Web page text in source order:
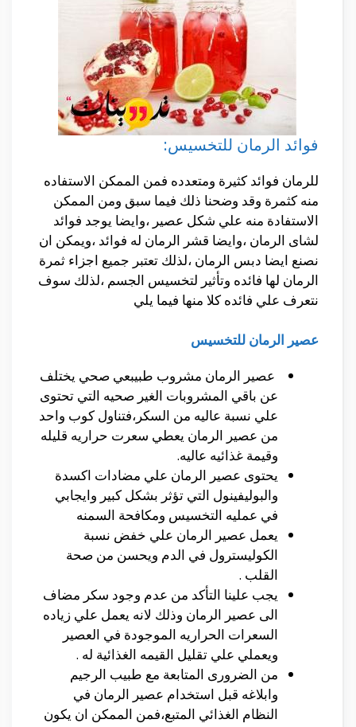
فوائد الرمان للتخسيس:
للرمان فوائد كثيرة ومتعدده فمن الممكن الاستفاده
منه كثمرة وقد وضحنا ذلك فيما سبق ومن الممكن
الاستفادة منه علي شكل عصير ،وايضا يوجد فوائد
لشاى الرمان ،وايضا قشر الرمان له فوائد ،ويمكن ان
نصنع ايضا دبس الرمان ،لذلك تعتبر جميع اجزاء ثمرة
الرمان لها فائده وتأثير لتخسيس الجسم ،لذلك سوف
نتعرف علي فائده كلا منها فيما يلي
عصير الرمان للتخسيس
عصير الرمان مشروب طبيبعي صحي يختلف
عن باقي المشروبات الغير صحيه التي تحتوى
علي نسبة عاليه من السكر،فتناول كوب واحد
من عصير الرمان يعطي سعرت حراريه قليله
وقيمة غذائيه عاليه.
يحتوى عصير الرمان علي مضادات اكسدة
والبوليفينول التي تؤثر بشكل كبير وايجابي
في عمليه التخسيس ومكافحة السمنه
يعمل عصير الرمان علي خفض نسبة
الكوليسترول في الدم ويحسن من صحة
القلب .
يجب علينا التأكد من عدم وجود سكر مضاف
الى عصير الرمان وذلك لانه يعمل علي زياده
السعرات الحراريه الموجودة في العصير
ويعملي علي تقليل القيمه الغذائية له .
من الضرورى المتابعة مع طبيب الرجيم
وابلاغه قبل استخدام عصير الرمان في
النظام الغذائي المتبع،فمن الممكن ان يكون